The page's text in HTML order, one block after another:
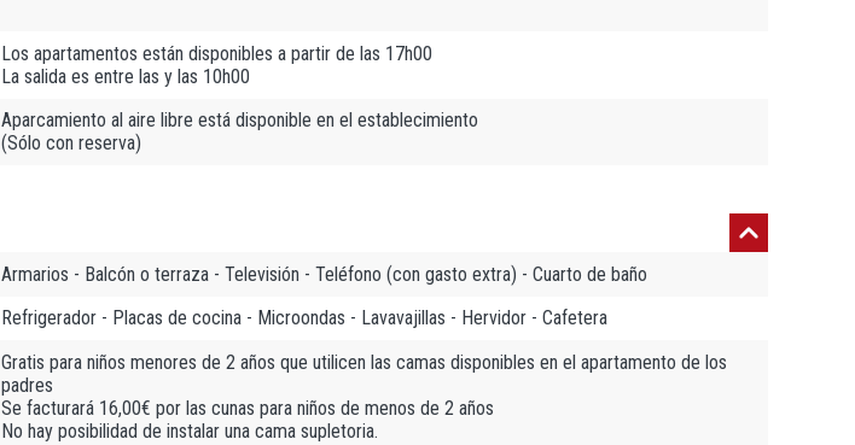
Los apartamentos están disponibles a partir de las 17h00
La salida es entre las y las 10h00
Aparcamiento al aire libre está disponible en el establecimiento
(Sólo con reserva)
Armarios - Balcón o terraza - Televisión - Teléfono (con gasto extra) - Cuarto de baño
Refrigerador - Placas de cocina - Microondas - Lavavajillas - Hervidor - Cafetera
Gratis para niños menores de 2 años que utilicen las camas disponibles en el apartamento de los
padres
Se facturará 16,00€ por las cunas para niños de menos de 2 años
No hay posibilidad de instalar una cama supletoria.